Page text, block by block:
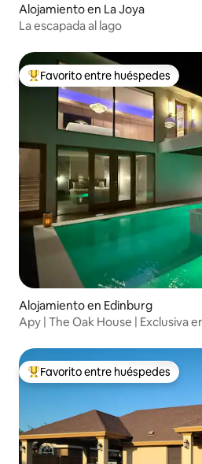
Alojamiento en La Joya
La escapada al lago
Favorito entre huéspedes preferido
Favorito entre huéspedes
Alojamiento en Edinburg
Apy | The Oak House | Exclusiva
Favorito entre huéspedes preferido
Favorito entre huéspedes